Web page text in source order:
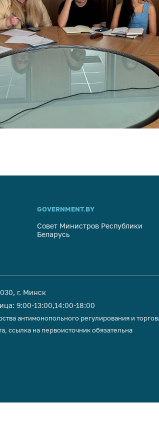
GOVERNMENT.BY
Совет Министров Республики
Беларусь
г. Минск
9:00-13:00,14:00-18:00
антимонопольного регулирования и
ссылка на первоисточник обязательна